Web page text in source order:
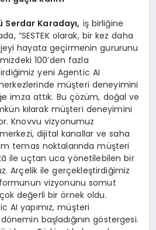
Serdar Karadayı, iş birliğine
“SESTEK olarak, bir kez daha
hayata geçirmenin gururunu
100’den fazla
yeni Agentic AI
müşteri deneyimini
imza attık. Bu çözüm, doğal ve
kılarak müşteri deneyimini
Knovvu vizyonumuz
dijital kanallar ve saha
temas noktalarında müşteri
ile uçtan uca yönetilebilen bir
Arçelik ile gerçekleştirdiğimiz
vizyonunu somut
değerli bir örnek oldu.
AI yapımız, müşteri
başladığının göstergesi.